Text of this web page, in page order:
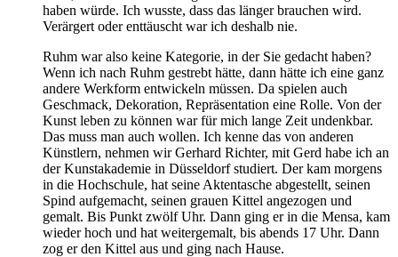
haben würde. Ich wusste, dass das länger brauchen wird.
Verärgert oder enttäuscht war ich deshalb nie.
Ruhm war also keine Kategorie, in der Sie gedacht haben?
Wenn ich nach Ruhm gestrebt hätte, dann hätte ich eine ganz
andere Werkform entwickeln müssen. Da spielen auch
Geschmack, Dekoration, Repräsentation eine Rolle. Von der
Kunst leben zu können war für mich lange Zeit undenkbar.
Das muss man auch wollen. Ich kenne das von anderen
Künstlern, nehmen wir Gerhard Richter, mit Gerd habe ich an
der Kunstakademie in Düsseldorf studiert. Der kam morgens
in die Hochschule, hat seine Aktentasche abgestellt, seinen
Spind aufgemacht, seinen grauen Kittel angezogen und
gemalt. Bis Punkt zwölf Uhr. Dann ging er in die Mensa, kam
wieder hoch und hat weitergemalt, bis abends 17 Uhr. Dann
zog er den Kittel aus und ging nach Hause.